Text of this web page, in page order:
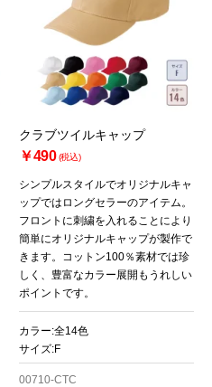
クラブツイルキャップ
￥490 (税込)
シンプルスタイルでオリジナルキャ
ップではロングセラーのアイテム。
フロントに刺繍を入れることにより
簡単にオリジナルキャップが製作で
きます。コットン100％素材では珍
しく、豊富なカラー展開もうれしい
ポイントです。
カラー:全14色
サイズ:F
00710-CTC